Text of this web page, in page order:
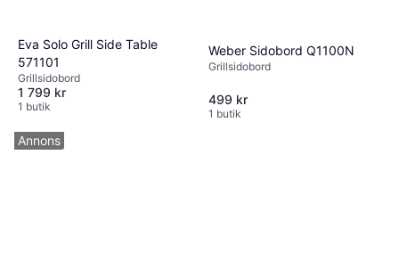
Eva Solo Grill Side Table
571101
Grillsidobord
1 799 kr
1 butik
Weber Sidobord Q1100N
Grillsidobord
499 kr
1 butik
Annons